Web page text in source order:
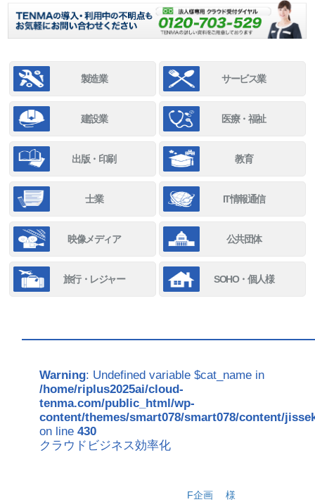
製造業 サービス業
建設業 医療・福祉
出版・印刷 教育
士業 IT情報通信
映像メディア 公共団体
旅行・レジャー SOHO・個人様
Warning: Undefined variable $cat_name in
/home/riplus2025ai/cloud-
tenma.com/public_html/wp-
content/themes/smart078/smart078/content/
on line430
クラウドビジネス効率化
F企画 様